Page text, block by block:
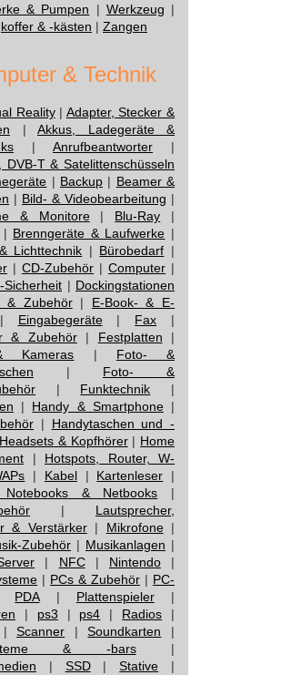
& Pumpen | Werkzeug |
& -kästen | Zangen
& Technik
Reality| Adapter, Stecker &
| Akkus, Ladegeräte &
| Anrufbeantworter |
DVB-T & Satelittenschüsseln
| Backup | Beamer &
| Bild- & Videobearbeitung |
& Monitore| Blu-Ray |
| Brenngeräte & Laufwerke |
Lichttechnik | Bürobedarf |
| CD-Zubehör | Computer |
Sicherheit | Dockingstationen
& Zubehör| E-Book- & E-
Eingabegeräte| Fax |
& Zubehör| Festplatten |
Kameras | Foto- &
| Foto- &
| Funktechnik |
| Handy & Smartphone|
| Handytaschen und -
Headsets & Kopfhörer| Home
| Hotspots, Router, W-
| Kabel| Kartenleser |
Notebooks & Netbooks |
| Lautsprecher,
& Verstärker| Mikrofone|
Zubehör | Musikanlagen |
| NFC| Nintendo|
| PCs & Zubehör | PC-
PDA| Plattenspieler|
| ps3 | ps4 | Radios |
|Scanner |Soundkarten |
& -bars|
| SSD|Stative |